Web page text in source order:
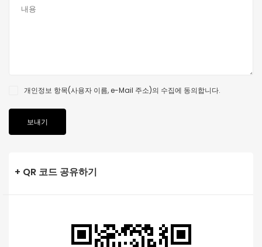
개인정보 항목(사용자 이름, e-Mail 주소)의 수집에 동의합니다.
+ QR 코드 공유하기